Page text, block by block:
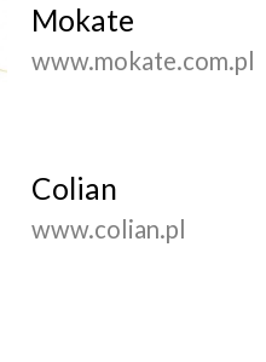
Mokate
www.mokate.com.pl
Colian
www.colian.pl